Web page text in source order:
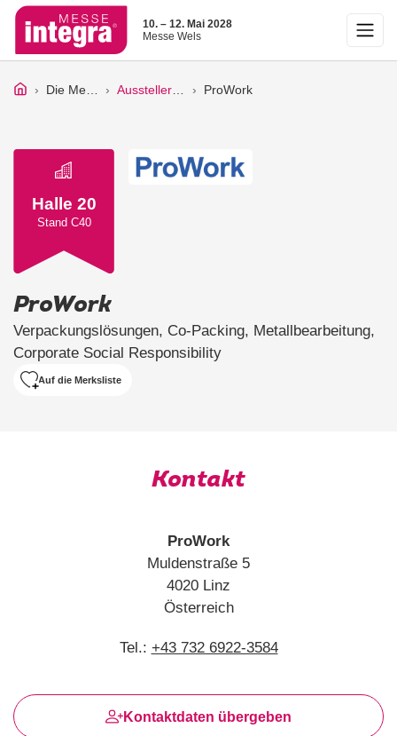
10. – 12. Mai 2028
Messe Wels
Die Messe Ausstellerliste ProWork
Halle 20
Stand C40
ProWork
Verpackungslösungen, Co-Packing, Metallbearbeitung,
Corporate Social Responsibility
Auf die Merksliste
Kontakt
ProWork
Muldenstraße 5
4020 Linz
Österreich
Tel.: +43 732 6922-3584
Kontaktdaten übergeben